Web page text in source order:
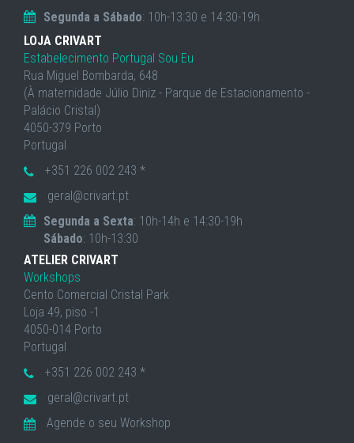
Segunda a Sábado: 10h-13:30 e 14:30-19h
LOJA CRIVART
Estabelecimento Portugal Sou Eu
Rua Miguel Bombarda, 648
(À maternidade Júlio Diniz - Parque de Estacionamento -
Palácio Cristal)
4050-379 Porto
Portugal
+351 226 002 243 *
geral@crivart.pt
Segunda a Sexta: 10h-14h e 14:30-19h
Sábado: 10h-13:30
ATELIER CRIVART
Workshops
Cento Comercial Cristal Park
Loja 49, piso -1
4050-014 Porto
Portugal
+351 226 002 243 *
geral@crivart.pt
Agende o seu Workshop